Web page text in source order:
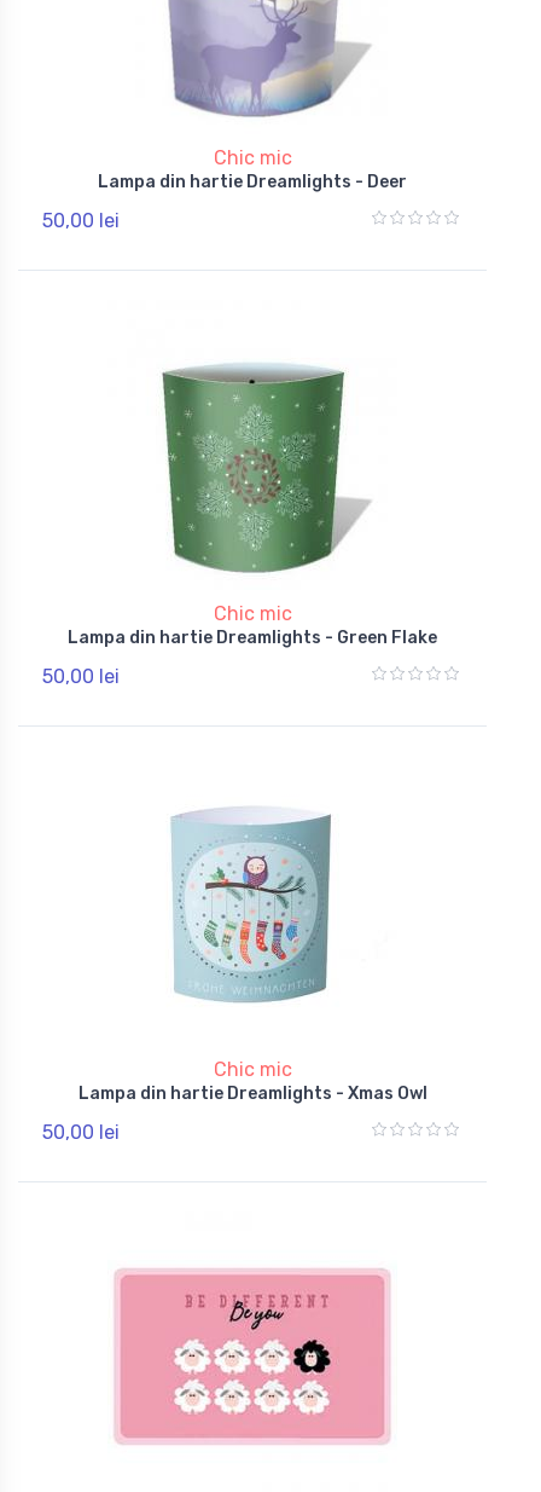
Chic mic
Lampa din hartie Dreamlights - Deer
50,00 lei
Chic mic
Lampa din hartie Dreamlights - Green Flake
50,00 lei
Chic mic
Lampa din hartie Dreamlights - Xmas Owl
50,00 lei